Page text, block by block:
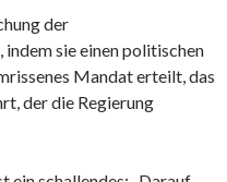
der
sie einen politischen
Mandat erteilt, das
der die Regierung